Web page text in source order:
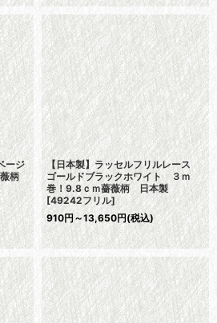
ージ
薇柄
【日本製】ラッセルフリルレース
ゴールドブラックホワイト ３ｍ
巻！9.8ｃｍ薔薇柄 日本製
[49242フリル]
910円～13,650円(税込)